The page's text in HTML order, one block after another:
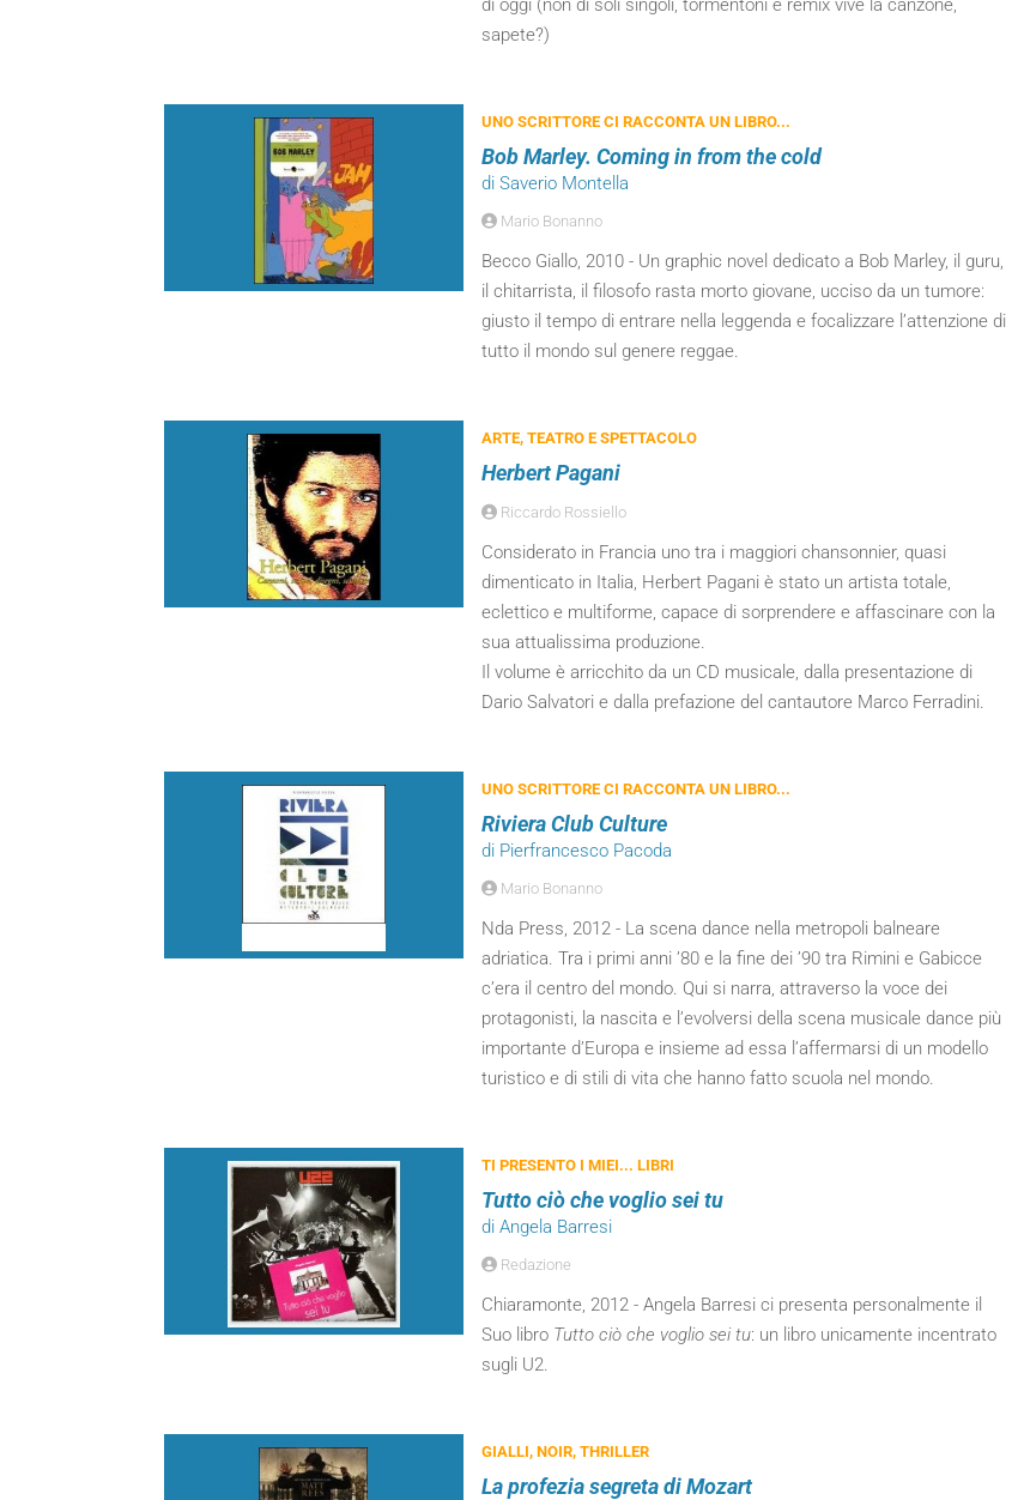
di oggi (non di soli singoli, tormentoni e remix vive la canzone,
sapete?)
UNO SCRITTORE CI RACCONTA UN LIBRO...
Bob Marley. Coming in from the cold
di Saverio Montella
Mario Bonanno
Becco Giallo, 2010 - Un graphic novel dedicato a Bob Marley, il guru,
il chitarrista, il filosofo rasta morto giovane, ucciso da un tumore:
giusto il tempo di entrare nella leggenda e focalizzare l’attenzione di
tutto il mondo sul genere reggae.
ARTE, TEATRO E SPETTACOLO
Herbert Pagani
Riccardo Rossiello
Considerato in Francia uno tra i maggiori chansonnier, quasi
dimenticato in Italia, Herbert Pagani è stato un artista totale,
eclettico e multiforme, capace di sorprendere e affascinare con la
sua attualissima produzione.
Il volume è arricchito da un CD musicale, dalla presentazione di
Dario Salvatori e dalla prefazione del cantautore Marco Ferradini.
UNO SCRITTORE CI RACCONTA UN LIBRO...
Riviera Club Culture
di Pierfrancesco Pacoda
Mario Bonanno
Nda Press, 2012 - La scena dance nella metropoli balneare
adriatica. Tra i primi anni ’80 e la fine dei ’90 tra Rimini e Gabicce
c’era il centro del mondo. Qui si narra, attraverso la voce dei
protagonisti, la nascita e l’evolversi della scena musicale dance più
importante d’Europa e insieme ad essa l’affermarsi di un modello
turistico e di stili di vita che hanno fatto scuola nel mondo.
TI PRESENTO I MIEI... LIBRI
Tutto ciò che voglio sei tu
di Angela Barresi
Redazione
Chiaramonte, 2012 - Angela Barresi ci presenta personalmente il
Suo libro Tutto ciò che voglio sei tu: un libro unicamente incentrato
sugli U2.
GIALLI, NOIR, THRILLER
La profezia segreta di Mozart